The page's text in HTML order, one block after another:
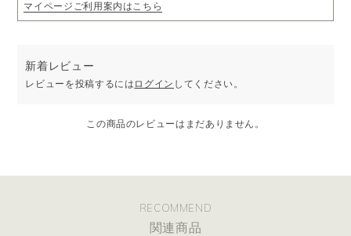
マイページご利用案内はこちら
新着レビュー
レビューを投稿するには ログイン してください。
この商品のレビューはまだありません。
RECOMMEND
関連商品